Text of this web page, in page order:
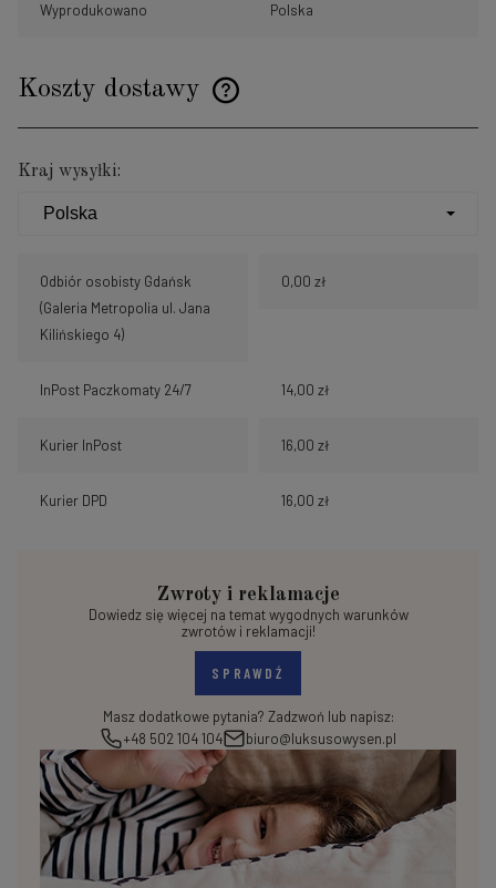
Wyprodukowano Polska
Koszty dostawy
Cena nie zawiera ewentualnych kosztów płatności
Kraj wysyłki:
Odbiór osobisty Gdańsk
(Galeria Metropolia ul. Jana
Kilińskiego 4)
0,00 zł
InPost Paczkomaty 24/7 14,00 zł
Kurier InPost 16,00 zł
Kurier DPD 16,00 zł
Zwroty i reklamacje
Dowiedz się więcej na temat wygodnych warunków
zwrotów i reklamacji!
SPRAWDŹ
Masz dodatkowe pytania? Zadzwoń lub napisz:
+48 502 104 104
biuro@luksusowysen.pl